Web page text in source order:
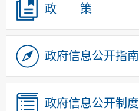
政 策
政府信息公开指南
政府信息公开制度